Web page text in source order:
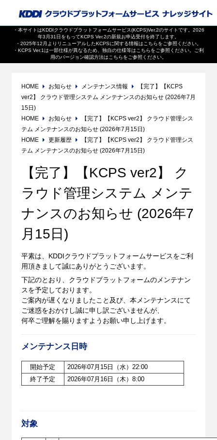
・本サイトはKDDIクラウドプラットフォームサービス(KCPS)Ver.2のサイトです。2026
年3月31日をもってKCPS Ver.2の新規お申込受付を終了します。
・2025年12月よりリニューアルしたKCPSに関する情報は こちらをご参照ください。
・KCPS Ver.1は一部仕様が異なるため、独自の仕様等は こちらをご参照ください。ご利
用のバージョン確認方法は こちらをご参照ください。
HOME お知らせ メンテナンス情報
【完了】【KCPS
ver2】 クラウド管理システム メンテナンスのお知らせ (2026年7月
15日)
HOME
お知らせ
【完了】【KCPS ver2】 クラウド管理シス
テム メンテナンスのお知らせ (2026年7月15日)
HOME
更新履歴
【完了】【KCPS ver2】 クラウド管理シス
テム メンテナンスのお知らせ (2026年7月15日)
【完了】【KCPS ver2】 ク
ラウド管理システム メンテ
ナンスのお知らせ (2026年7
月15日)
平素は、KDDIクラウドプラットフォームサービスをご利
用頂きまして誠にありがとうございます。
下記のとおり、クラウドプラットフォームのメンテナン
スを予定しております。
ご案内が遅くなりましたこと及び、本メンテナンスにて
ご迷惑をおかけし誠に申し訳ございませんが、
何卒ご理解を賜りますようお願い申し上げます。
メンテナンス日時
開始予定
2026年07月15日（水）22:00
終了予定
2026年07月16日（木）8:00
対象